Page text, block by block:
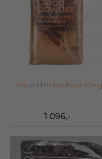
1 096,-
Biopont bio karobpor 200 g
29049